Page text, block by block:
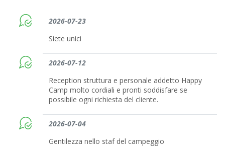
2026-07-23
Siete unici
2026-07-12
Reception struttura e personale addetto Happy
Camp molto cordiali e pronti soddisfare se
possibile ogni richiesta del cliente.
2026-07-04
Gentilezza nello staf del campeggio